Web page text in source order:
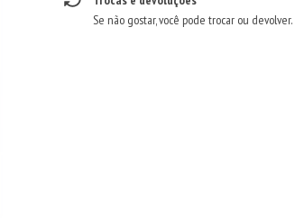
Se não gostar, você pode trocar ou devolver.